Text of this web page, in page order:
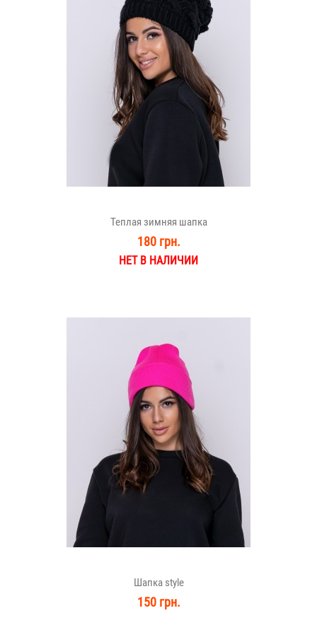
Теплая зимняя шапка
180 грн.
НЕТ В НАЛИЧИИ
Шапка style
150 грн.